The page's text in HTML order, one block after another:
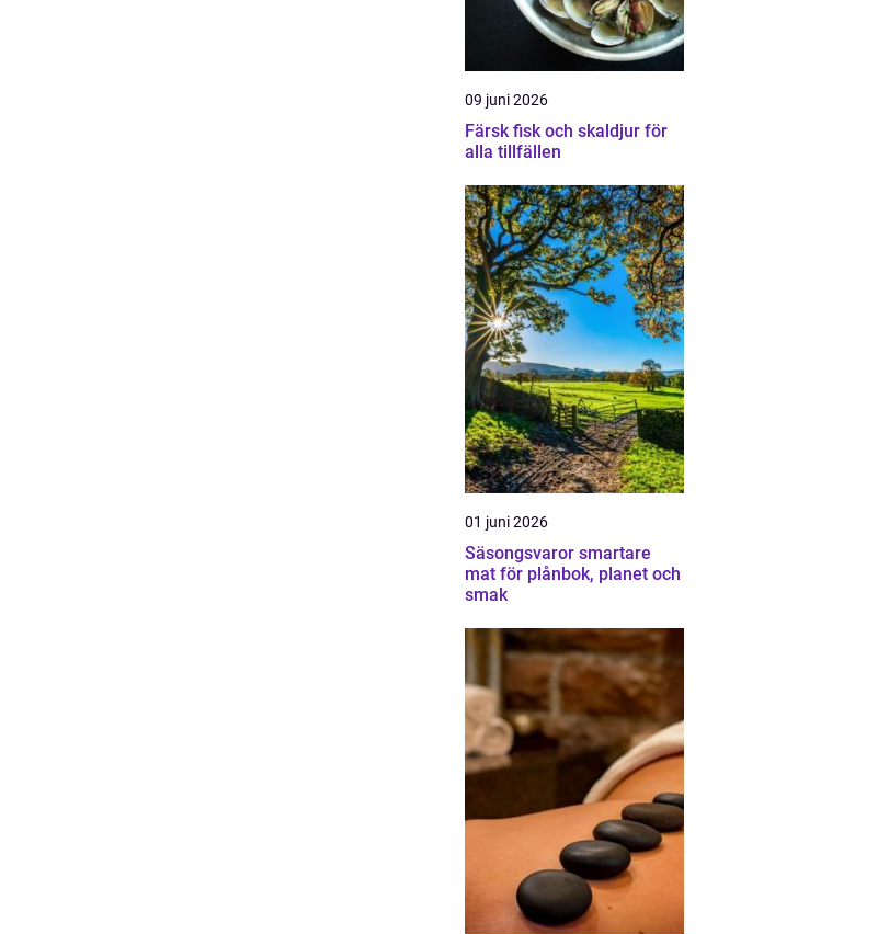
09 juni 2026
Färsk fisk och skaldjur för
alla tillfällen
01 juni 2026
Säsongsvaror smartare
mat för plånbok, planet och
smak